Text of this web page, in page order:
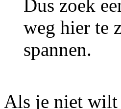
Dus zoek
weg hier te
spannen.
Als je niet wilt